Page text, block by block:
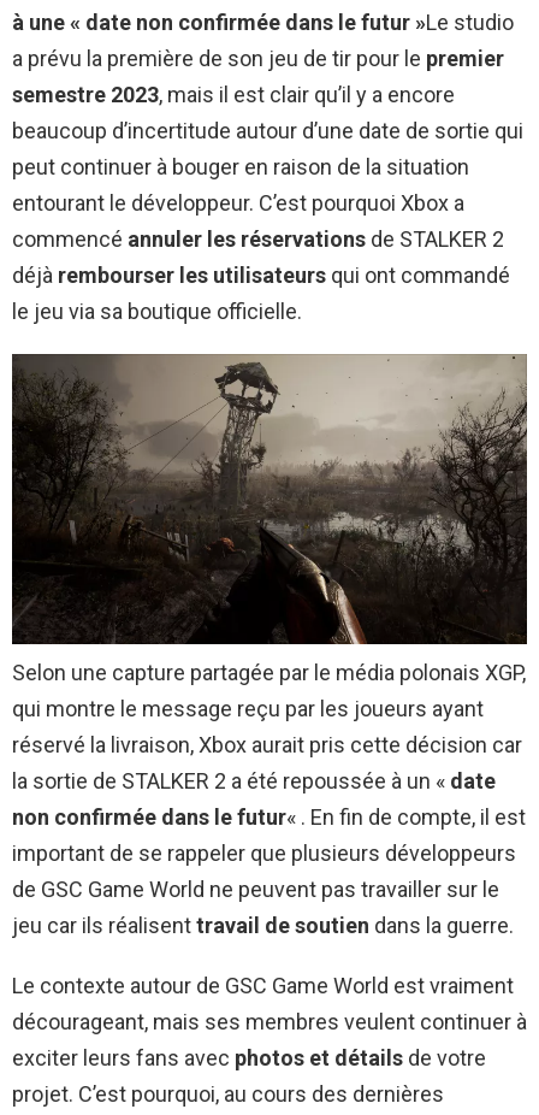
à une « date non confirmée dans le futur »Le studio
a prévu la première de son jeu de tir pour le premier
semestre 2023, mais il est clair qu’il y a encore
beaucoup d’incertitude autour d’une date de sortie qui
peut continuer à bouger en raison de la situation
entourant le développeur. C’est pourquoi Xbox a
commencé annuler les réservations de STALKER 2
déjà rembourser les utilisateurs qui ont commandé
le jeu via sa boutique officielle.
Selon une capture partagée par le média polonais XGP,
qui montre le message reçu par les joueurs ayant
réservé la livraison, Xbox aurait pris cette décision car
la sortie de STALKER 2 a été repoussée à un « date
non confirmée dans le futur« . En fin de compte, il est
important de se rappeler que plusieurs développeurs
de GSC Game World ne peuvent pas travailler sur le
jeu car ils réalisenttravail de soutien dans la guerre.
Le contexte autour de GSC Game World est vraiment
décourageant, mais ses membres veulent continuer à
exciter leurs fans avec photos et détails de votre
projet. C’est pourquoi, au cours des dernières